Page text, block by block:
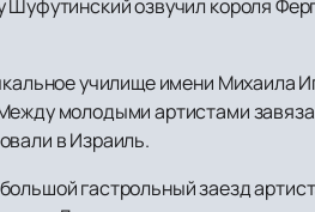
озвучил короля
училище имени Михаила
молодыми артистами
в Израиль.
гастрольный заезд